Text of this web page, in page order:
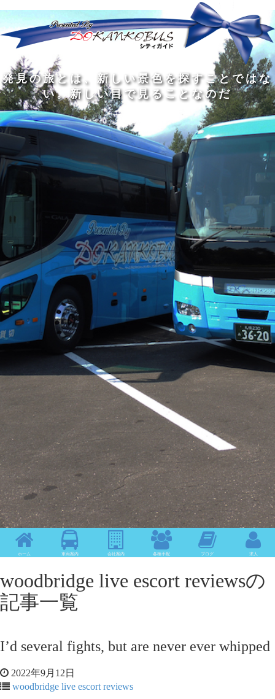
旅 の 程 に こそ価値があ る
発見の旅と は 新 し い景色を探す ことではな
い。 新 しい目 で見 る こ と なのだ
人間の幅を広 げる ものは3つある。人と会
い、 本 を読み 、旅 を す る ことだ
私は旅 をす るために旅をする
旅 の 程 に こそ価値があ る
どんなに洗 練 れ た 大人の中にも 、外に出た
くてし ょうがない小さな 子供がいる
旅をするの は 着 す るためではな く、旅をす
るた めで あ る
旅は 真 知 識 の大きな泉で ある
ホーム 車両案内 会社案内 各種手配 ブログ 求人
woodbridge live escort reviewsの
記事一覧
I’d several fights, but are never ever whipped
2022年9月12日
woodbridge live escort reviews